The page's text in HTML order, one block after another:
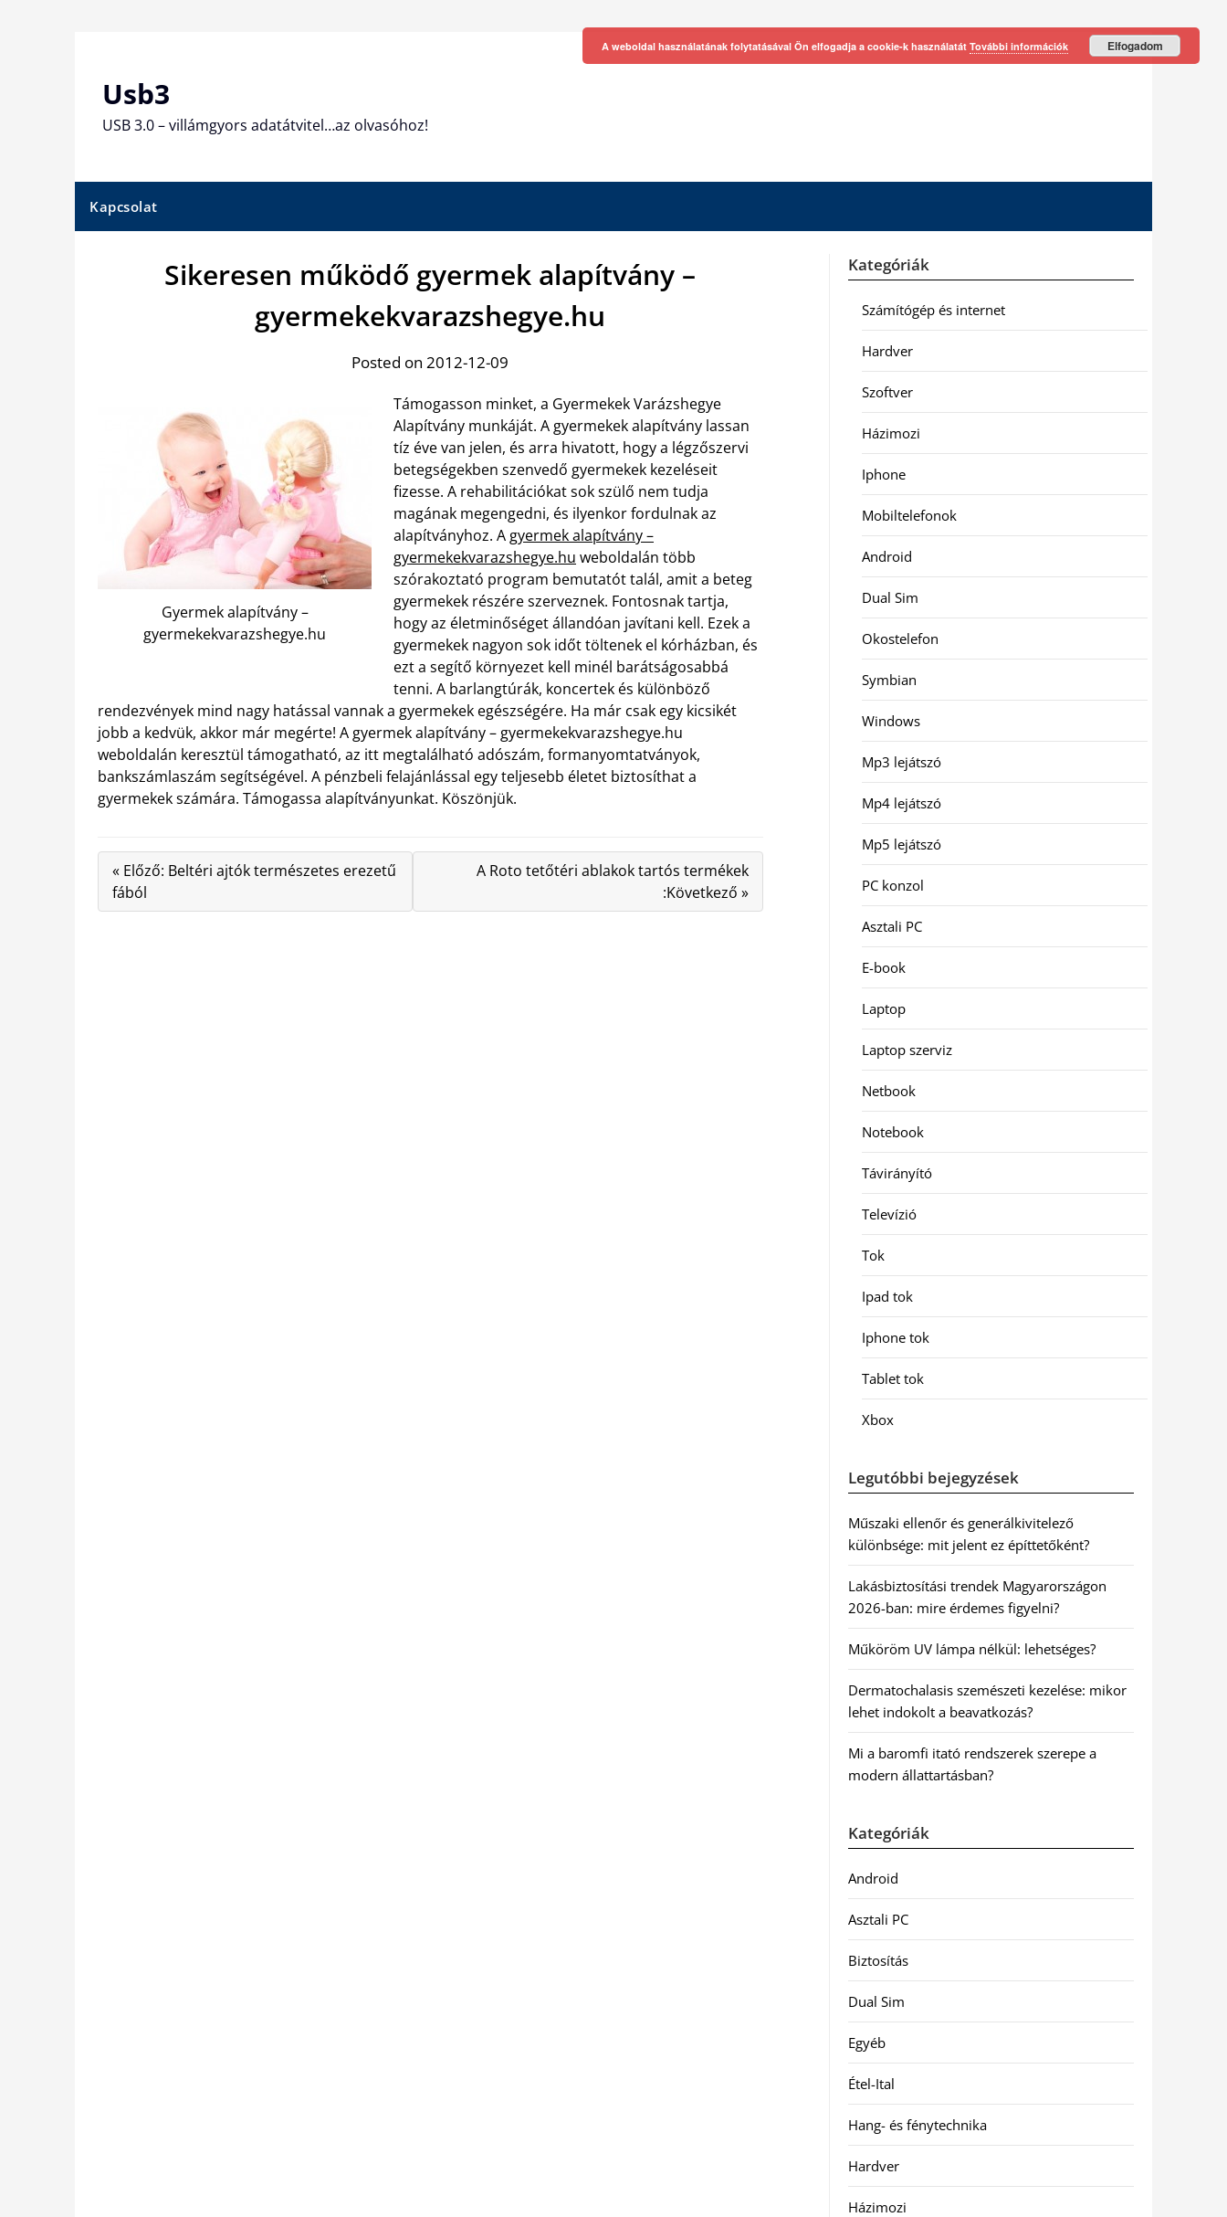
Usb3
USB 3.0 – villámgyors adatátvitel…az olvasóhoz!
Kapcsolat
Sikeresen működő gyermek alapítvány –
gyermekekvarazshegye.hu
Posted on 2012-12-09
Gyermek alapítvány –
gyermekekvarazshegye.hu
Támogasson minket, a Gyermekek Varázshegye
Alapítvány munkáját. A gyermekek alapítvány lassan
tíz éve van jelen, és arra hivatott, hogy a légzőszervi
betegségekben szenvedő gyermekek kezeléseit
fizesse. A rehabilitációkat sok szülő nem tudja
magának megengedni, és ilyenkor fordulnak az
alapítványhoz. A gyermek alapítvány –
gyermekekvarazshegye.hu weboldalán több
szórakoztató program bemutatót talál, amit a beteg
gyermekek részére szerveznek. Fontosnak tartja,
hogy az életminőséget állandóan javítani kell. Ezek a
gyermekek nagyon sok időt töltenek el kórházban, és
ezt a segítő környezet kell minél barátságosabbá
tenni. A barlangtúrák, koncertek és különböző
rendezvények mind nagy hatással vannak a gyermekek egészségére. Ha már csak egy kicsikét
jobb a kedvük, akkor már megérte! A gyermek alapítvány – gyermekekvarazshegye.hu
weboldalán keresztül támogatható, az itt megtalálható adószám, formanyomtatványok,
bankszámlaszám segítségével. A pénzbeli felajánlással egy teljesebb életet biztosíthat a
gyermekek számára. Támogassa alapítványunkat. Köszönjük.
« Előző: Beltéri ajtók természetes erezetű
fából
A Roto tetőtéri ablakok tartós termékek
:Következő »
Kategóriák
Számítógép és internet
Hardver
Szoftver
Házimozi
Iphone
Mobiltelefonok
Android
Dual Sim
Okostelefon
Symbian
Windows
Mp3 lejátszó
Mp4 lejátszó
Mp5 lejátszó
PC konzol
Asztali PC
E-book
Laptop
Laptop szerviz
Netbook
Notebook
Távirányító
Televízió
Tok
Ipad tok
Iphone tok
Tablet tok
Xbox
Legutóbbi bejegyzések
Műszaki ellenőr és generálkivitelező
különbsége: mit jelent ez építtetőként?
Lakásbiztosítási trendek Magyarországon
2026-ban: mire érdemes figyelni?
Műköröm UV lámpa nélkül: lehetséges?
Dermatochalasis szemészeti kezelése: mikor
lehet indokolt a beavatkozás?
Mi a baromfi itató rendszerek szerepe a
modern állattartásban?
Kategóriák
Android
Asztali PC
Biztosítás
Dual Sim
Egyéb
Étel-Ital
Hang- és fénytechnika
Hardver
Házimozi
A weboldal használatának folytatásával Ön elfogadja a cookie-k használatát További információk Elfogadom